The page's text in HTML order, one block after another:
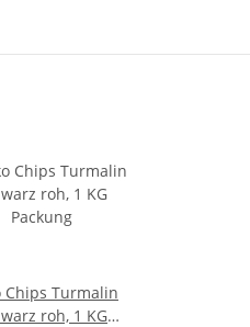
Chips Turmalin
roh, 1 KG